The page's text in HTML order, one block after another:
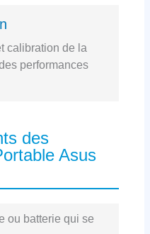
calibration de la
performances
des
Asus
ou batterie qui se